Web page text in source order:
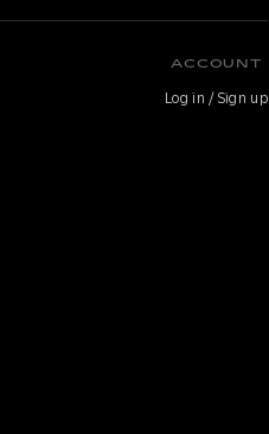
ACCOUNT
Log in / Sign up